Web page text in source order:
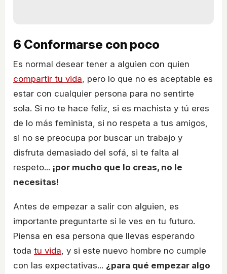
6 Conformarse con poco
Es normal desear tener a alguien con quien
compartir tu vida , pero lo que no es aceptable es
estar con cualquier persona para no sentirte
sola. Si no te hace feliz, si es machista y tú eres
de lo más feminista, si no respeta a tus amigos,
si no se preocupa por buscar un trabajo y
disfruta demasiado del sofá, si te falta al
respeto... ¡por mucho que lo creas, no le
necesitas!
Antes de empezar a salir con alguien, es
importante preguntarte si le ves en tu futuro.
Piensa en esa persona que llevas esperando
toda tu vida , y si este nuevo hombre no cumple
con las expectativas... ¿para qué empezar algo